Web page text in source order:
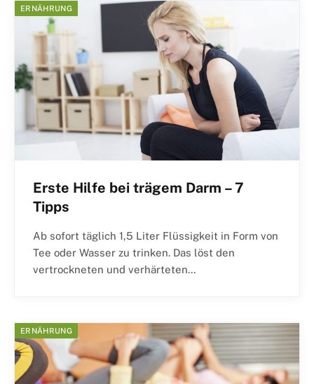
ERNÄHRUNG
Erste Hilfe bei trägem Darm – 7
Tipps
Ab sofort täglich 1,5 Liter Flüssigkeit in Form von
Tee oder Wasser zu trinken. Das löst den
vertrockneten und verhärteten…
ERNÄHRUNG